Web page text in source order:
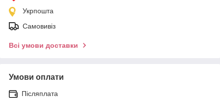
Укрпошта
Самовивіз
Всі умови доставки
Умови оплати
Післяплата